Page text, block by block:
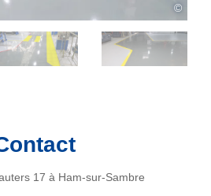
©
17 à Ham-sur-Sambre